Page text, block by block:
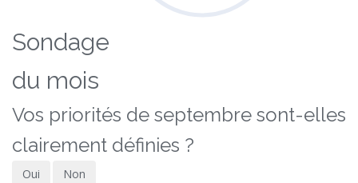
Sondage
du mois
Vos priorités de septembre sont-elles
clairement définies ?
Oui Non